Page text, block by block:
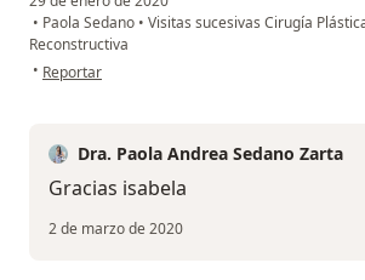
• Paola Sedano • Visitas sucesivas Cirugía
Reconstructiva
• en opinión del usuario Isabela Medina
Reportar
Dra. Paola Andrea Sedano Zarta
Gracias isabela
2 de marzo de 2020